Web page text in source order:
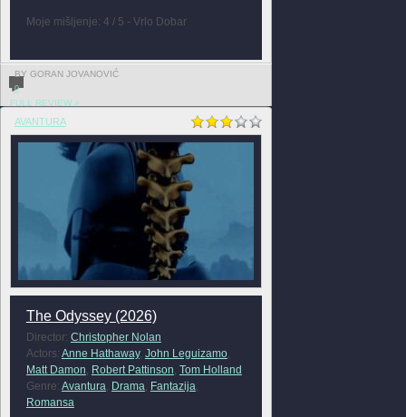
Moje mišljenje: 4 / 5 - Vrlo Dobar
BY GORAN JOVANOVIĆ
0
FULL REVIEW »
AVANTURA
The Odyssey (2026)
Director: Christopher Nolan
Actors: Anne Hathaway, John Leguizamo,
Matt Damon, Robert Pattinson, Tom Holland
Genre: Avantura, Drama, Fantazija,
Romansa